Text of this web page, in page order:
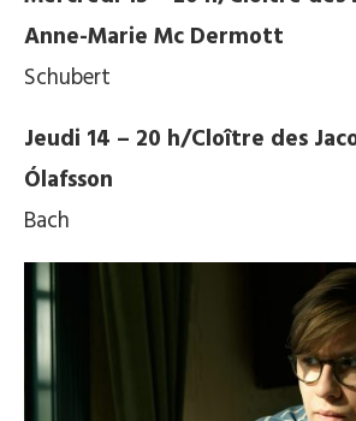
Anne-Marie Mc Dermott
Schubert
Jeudi 14 – 20 h/Cloître des
Ólafsson
Bach